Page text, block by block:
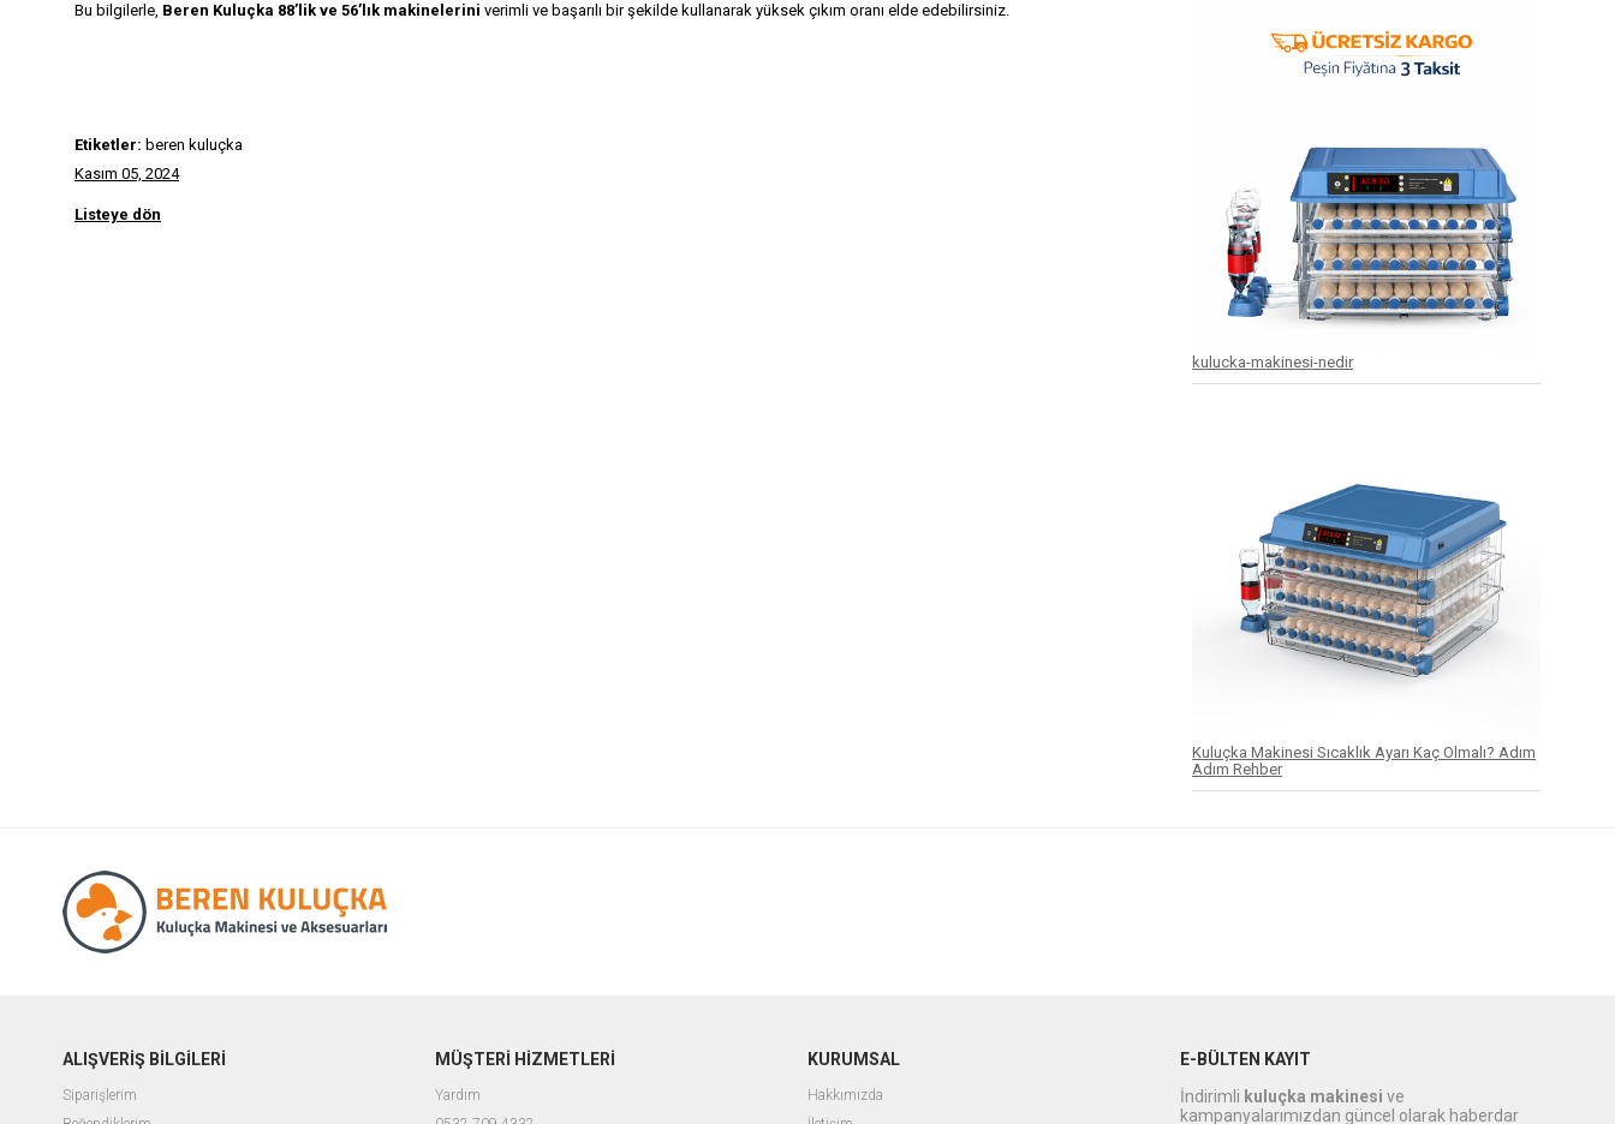
Bu bilgilerle, Beren Kuluçka 88’lik ve 56’lık makinelerini verimli ve başarılı bir şekilde kullanarak yüksek çıkım oranı elde edebilirsiniz.
Etiketler: beren kuluçka
Kasım 05, 2024
Listeye dön
kulucka-makinesi-nedir
Kuluçka Makinesi Sıcaklık Ayarı Kaç Olmalı? Adım
Adım Rehber
ALIŞVERİŞ BİLGİLERİ
Siparişlerim
MÜŞTERİ HİZMETLERİ
Yardım
KURUMSAL
Hakkımızda
E-BÜLTEN KAYIT
İndirimli kuluçka makinesi ve
kampanyalarımızdan güncel olarak haberdar